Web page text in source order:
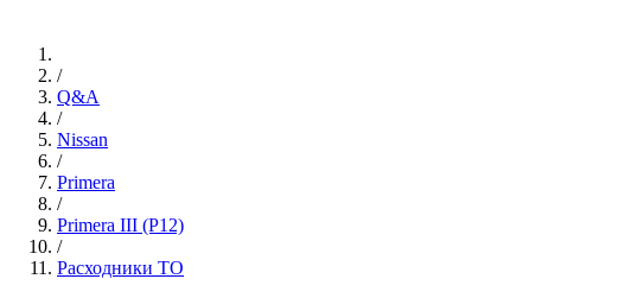
/
Q&A
/
Nissan
/
Primera
/
Primera III (P12)
/
Расходники ТО